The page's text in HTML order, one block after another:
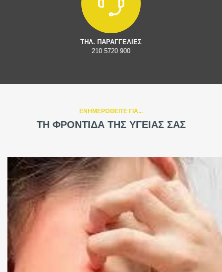
ΤΗΛ. ΠΑΡΑΓΓΕΛΙΕΣ
210 5720 900
ΕΝΗΜΕΡΩΘΕΙΤΕ ΓΙΑ...
ΤΗ ΦΡΟΝΤΙΔΑ ΤΗΣ ΥΓΕΙΑΣ ΣΑΣ